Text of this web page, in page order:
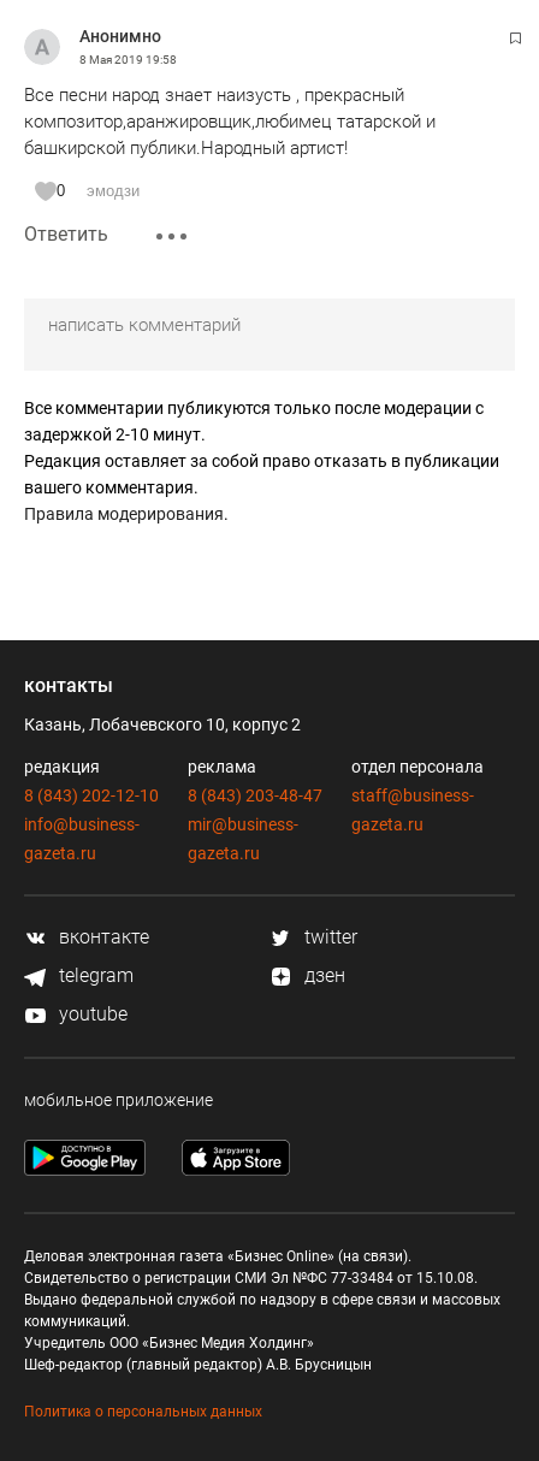
Анонимно
8 Мая 2019 19:58
Все песни народ знает наизусть , прекрасный
композитор,аранжировщик,любимец татарской и
башкирской публики.Народный артист!
0 эмодзи
Ответить
Все комментарии публикуются только после модерации с
задержкой 2-10 минут.
Редакция оставляет за собой право отказать в публикации
вашего комментария.
Правила модерирования.
контакты
Казань, Лобачевского 10, корпус 2
редакция
8 (843) 202-12-10
info@business-
gazeta.ru
реклама
8 (843) 203-48-47
mir@business-
gazeta.ru
отдел персонала
staff@business-
gazeta.ru
вконтакте
twitter
telegram
дзен
youtube
мобильное приложение
Деловая электронная газета «Бизнес Online» (на связи).
Свидетельство о регистрации СМИ Эл №ФС 77-33484 от 15.10.08.
Выдано федеральной службой по надзору в сфере связи и массовых
коммуникаций.
Учредитель ООО «Бизнес Медия Холдинг»
Шеф-редактор (главный редактор) А.В. Брусницын
Политика о персональных данных